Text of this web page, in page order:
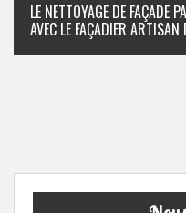
LE NETTOYAGE DE FAÇADE
AVEC LE FAÇADIER